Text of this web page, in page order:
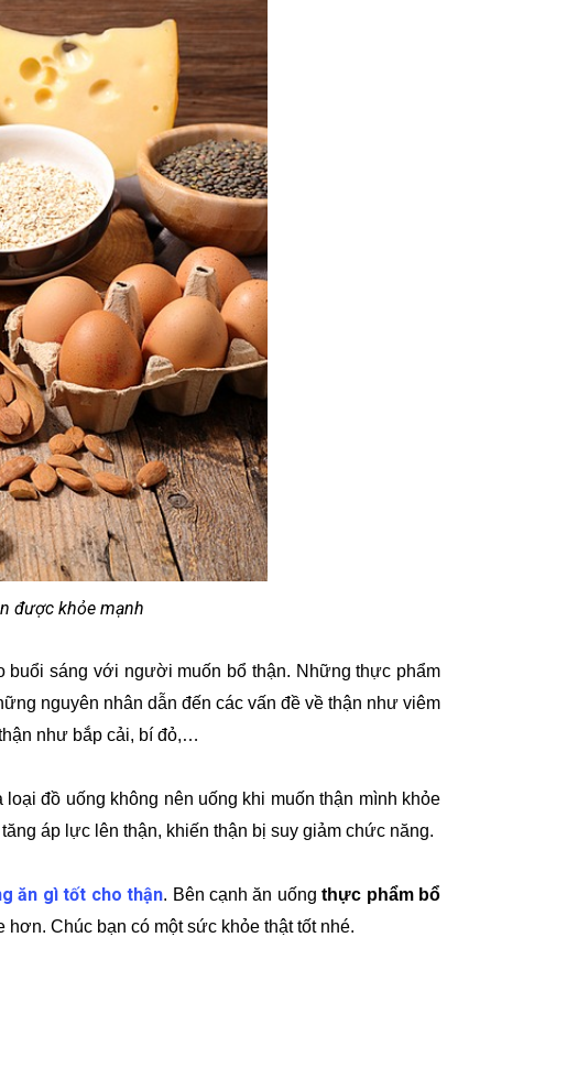
được khỏe mạnh
buổi sáng với người muốn bổ thận. Những thực phẩm
nguyên nhân dẫn đến các vấn đề về thận như viêm
như bắp cải, bí đỏ,…
đồ uống không nên uống khi muốn thận mình khỏe
áp lực lên thận, khiến thận bị suy giảm chức năng.
ăn gì tốt cho thận. Bên cạnh ăn uốngthực phẩm bổ
Chúc bạn có một sức khỏe thật tốt nhé.